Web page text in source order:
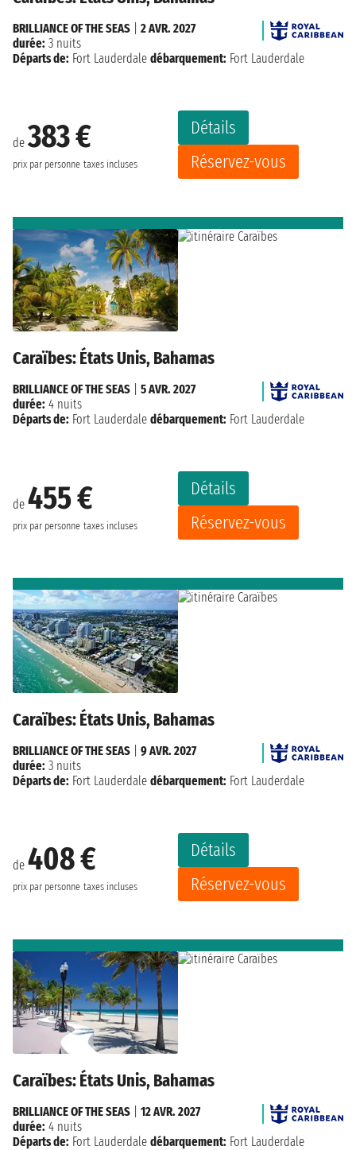
de383 €
prix par personne taxes incluses
Détails
Réservez-vous
BRILLIANCE OF THE SEAS
2 AVR. 2027
durée: 3 nuits
Départs de: Fort Lauderdale débarquement: Fort Lauderdale
Caraïbes: États Unis, Bahamas
de 455 €
prix par personne taxes incluses
Détails
Réservez-vous
BRILLIANCE OF THE SEAS
5 AVR. 2027
durée: 4 nuits
Départs de: Fort Lauderdale débarquement: Fort Lauderdale
Caraïbes: États Unis, Bahamas
de 408 €
prix par personne taxes incluses
Détails
Réservez-vous
BRILLIANCE OF THE SEAS
9 AVR. 2027
durée: 3 nuits
Départs de: Fort Lauderdale débarquement: Fort Lauderdale
Caraïbes: États Unis, Bahamas
BRILLIANCE OF THE SEAS
12 AVR. 2027
durée: 4 nuits
Départs de: Fort Lauderdale débarquement: Fort Lauderdale